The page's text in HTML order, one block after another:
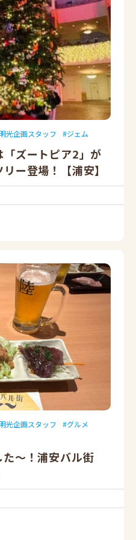
光企画スタッフ ジェム
ズートピア2」が
ー登場！【浦安】
光企画スタッフ
グルメ
～！浦安バル街